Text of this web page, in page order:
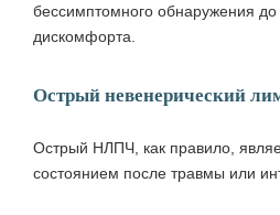
бессимптомного обнаружения
дискомфорта.
Острый невенерический
Острый НЛПЧ, как правило,
состоянием после травмы или